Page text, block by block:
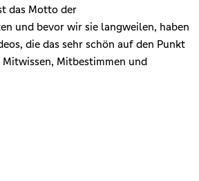
das Motto der
und bevor wir sie langweilen, haben
die das sehr schön auf den Punkt
Mitbestimmen und